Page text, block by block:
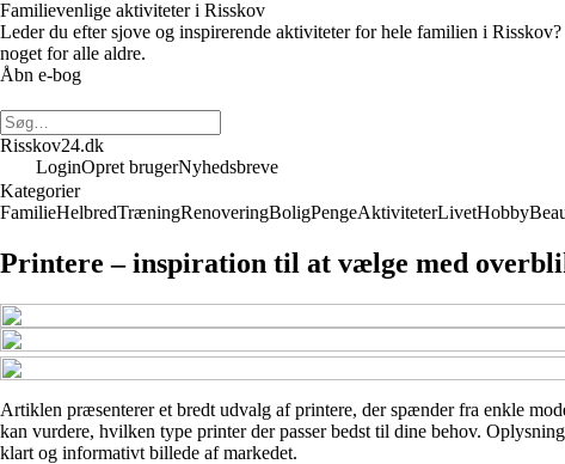
Familievenlige aktiviteter i Risskov
Leder du efter sjove og inspirerende aktiviteter for hele familien i
noget for alle aldre.
Åbn e-bog
Risskov24.dk
LoginOpret brugerNyhedsbreve
Kategorier
FamilieHelbredTræningRenoveringBoligPengeAktiviteterLivetHobby
Printere – inspiration til at vælge med
Artiklen præsenterer et bredt udvalg af printere, der spænder fra enkle
kan vurdere, hvilken type printer der passer bedst til dine behov.
klart og informativt billede af markedet.